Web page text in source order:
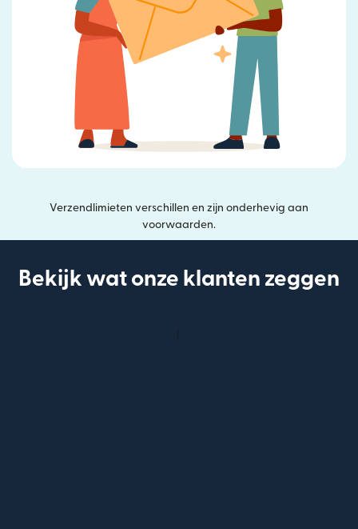
Verzendlimieten verschillen en zijn onderhevig aan
voorwaarden.
Bekijk wat onze klanten zeggen